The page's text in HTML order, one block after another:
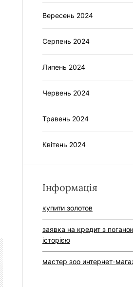
Вересень 2024
Серпень 2024
Липень 2024
Червень 2024
Травень 2024
Квітень 2024
Інформація
купити золотов
заявка на кредит з
історією
мастер зоо интернет-